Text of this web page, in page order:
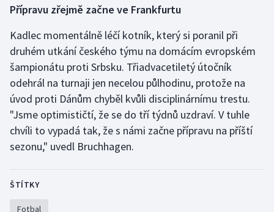
Lezení
Lyže a snowboard
Moderní pětiboj
Motorsport
Olympijské hry
Parasport
Plavání
Přípravu zřejmě začne ve Frankfurtu
Kadlec momentálně léčí kotník, který si poranil při
druhém utkání českého týmu na domácím evropském
šampionátu proti Srbsku. Třiadvacetiletý útočník
odehrál na turnaji jen necelou půlhodinu, protože na
úvod proti Dánům chyběl kvůli disciplinárnímu trestu.
"Jsme optimističtí, že se do tří týdnů uzdraví. V tuhle
chvíli to vypadá tak, že s námi začne přípravu na příští
sezonu," uvedl Bruchhagen.
ŠTÍTKY
Fotbal